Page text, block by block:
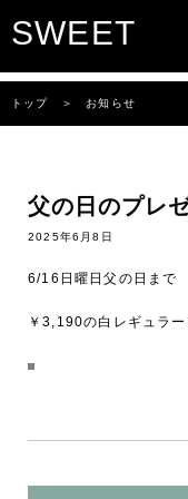
SWEET
トップ ＞ お知らせ
父の日のプレ
2025年6月8日
6/16日曜日父の日まで
￥3,190の白レギュラ